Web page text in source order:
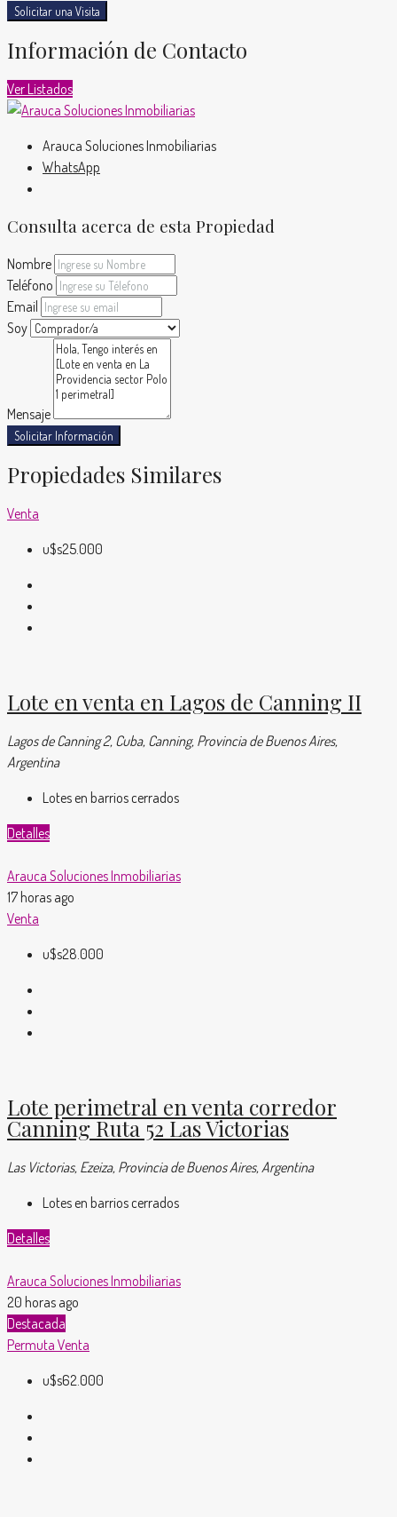
Solicitar una Visita
Información de Contacto
Ver Listados
Arauca Soluciones Inmobiliarias
WhatsApp
Consulta acerca de esta Propiedad
Nombre
Teléfono
Email
Soy
Mensaje
Solicitar Información
Propiedades Similares
Venta
u$s25.000
Lote en venta en Lagos de Canning II
Lagos de Canning 2, Cuba, Canning, Provincia de Buenos Aires,
Argentina
Lotes en barrios cerrados
Detalles
Arauca Soluciones Inmobiliarias
17 horas ago
Venta
u$s28.000
Lote perimetral en venta corredor
Canning Ruta 52 Las Victorias
Las Victorias, Ezeiza, Provincia de Buenos Aires, Argentina
Lotes en barrios cerrados
Detalles
Arauca Soluciones Inmobiliarias
20 horas ago
Destacada
Permuta Venta
u$s62.000